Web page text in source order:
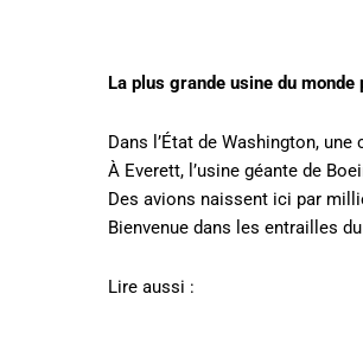
La plus grande usine du
Dans l’État de Washington,
À Everett, l’usine géante de
Des avions naissent ici par
Bienvenue dans les entrailles
Lire aussi :